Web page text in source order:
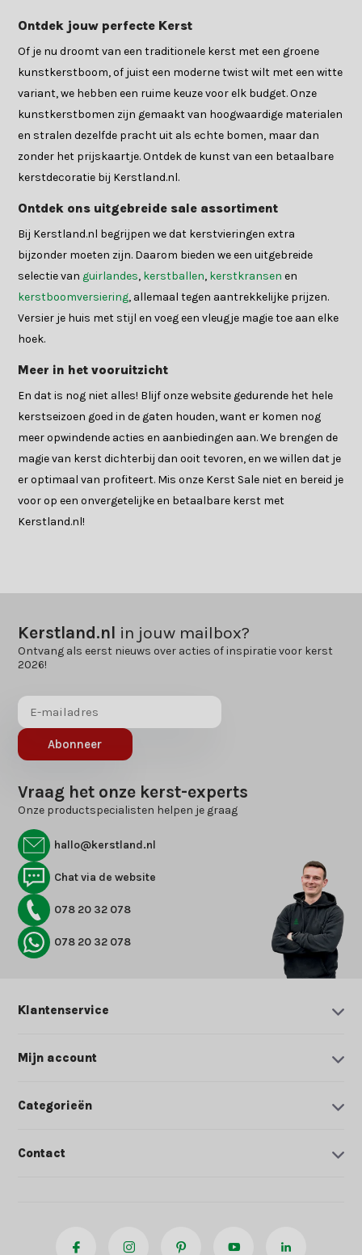
Ontdek jouw perfecte Kerst
Of je nu droomt van een traditionele kerst met een groene
kunstkerstboom, of juist een moderne twist wilt met een witte
variant, we hebben een ruime keuze voor elk budget. Onze
kunstkerstbomen zijn gemaakt van hoogwaardige materialen
en stralen dezelfde pracht uit als echte bomen, maar dan
zonder het prijskaartje. Ontdek de kunst van een betaalbare
kerstdecoratie bij Kerstland.nl.
Ontdek ons uitgebreide sale assortiment
Bij Kerstland.nl begrijpen we dat kerstvieringen extra
bijzonder moeten zijn. Daarom bieden we een uitgebreide
selectie van guirlandes, kerstballen, kerstkransen en
kerstboomversiering, allemaal tegen aantrekkelijke prijzen.
Versier je huis met stijl en voeg een vleugje magie toe aan elke
hoek.
Meer in het vooruitzicht
En dat is nog niet alles! Blijf onze website gedurende het hele
kerstseizoen goed in de gaten houden, want er komen nog
meer opwindende acties en aanbiedingen aan. We brengen de
magie van kerst dichterbij dan ooit tevoren, en we willen dat je
er optimaal van profiteert. Mis onze Kerst Sale niet en bereid je
voor op een onvergetelijke en betaalbare kerst met
Kerstland.nl!
Kerstland.nl in jouw mailbox?
Ontvang als eerst nieuws over acties of inspiratie voor kerst
2026!
Abonneer
Vraag het onze kerst-experts
Onze productspecialisten helpen je graag
hallo@kerstland.nl
Chat via de website
078 20 32 078
078 20 32 078
Klantenservice
Mijn account
Categorieën
Contact